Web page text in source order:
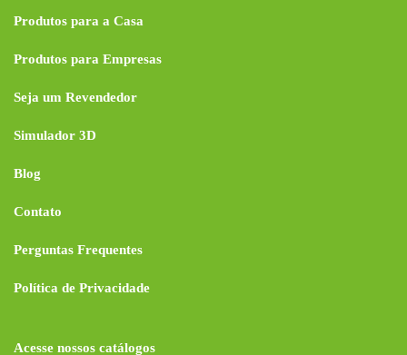
Produtos para a Casa
Produtos para Empresas
Seja um Revendedor
Simulador 3D
Blog
Contato
Perguntas Frequentes
Política de Privacidade
Acesse nossos catálogos